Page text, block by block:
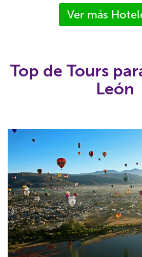
Ver más
Top de Tours
León